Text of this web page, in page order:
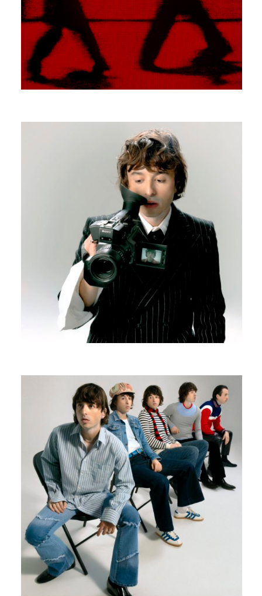
NOTJULIA
UN AUTRE QUE MOI
EDOUARD BIELLE
N’IMPORTE QUOI
EDOUARD BIELLE